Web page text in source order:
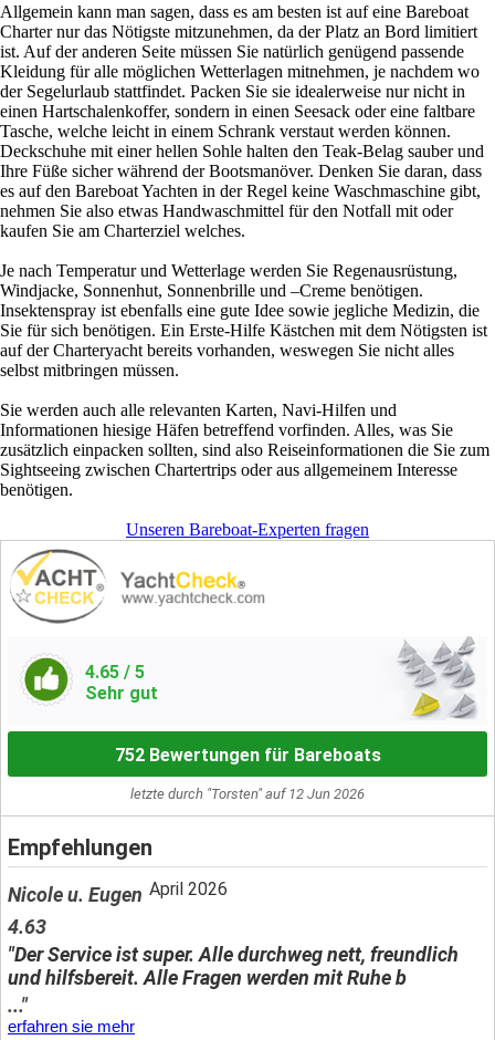
Allgemein kann man sagen, dass es am besten ist auf eine Bareboat
Charter nur das Nötigste mitzunehmen, da der Platz an Bord limitiert
ist. Auf der anderen Seite müssen Sie natürlich genügend passende
Kleidung für alle möglichen Wetterlagen mitnehmen, je nachdem wo
der Segelurlaub stattfindet. Packen Sie sie idealerweise nur nicht in
einen Hartschalenkoffer, sondern in einen Seesack oder eine faltbare
Tasche, welche leicht in einem Schrank verstaut werden können.
Deckschuhe mit einer hellen Sohle halten den Teak-Belag sauber und
Ihre Füße sicher während der Bootsmanöver. Denken Sie daran, dass
es auf den Bareboat Yachten in der Regel keine Waschmaschine gibt,
nehmen Sie also etwas Handwaschmittel für den Notfall mit oder
kaufen Sie am Charterziel welches.
Je nach Temperatur und Wetterlage werden Sie Regenausrüstung,
Windjacke, Sonnenhut, Sonnenbrille und –Creme benötigen.
Insektenspray ist ebenfalls eine gute Idee sowie jegliche Medizin, die
Sie für sich benötigen. Ein Erste-Hilfe Kästchen mit dem Nötigsten ist
auf der Charteryacht bereits vorhanden, weswegen Sie nicht alles
selbst mitbringen müssen.
Sie werden auch alle relevanten Karten, Navi-Hilfen und
Informationen hiesige Häfen betreffend vorfinden. Alles, was Sie
zusätzlich einpacken sollten, sind also Reiseinformationen die Sie zum
Sightseeing zwischen Chartertrips oder aus allgemeinem Interesse
benötigen.
Unseren Bareboat-Experten fragen
4.65 / 5
Sehr gut
752 Bewertungen für Bareboats
letzte durch "Torsten" auf 12 Jun 2026
Empfehlungen
Nicole u. Eugen April 2026
4.63
"Der Service ist super. Alle durchweg nett, freundlich
und hilfsbereit. Alle Fragen werden mit Ruhe b
..."
erfahren sie mehr